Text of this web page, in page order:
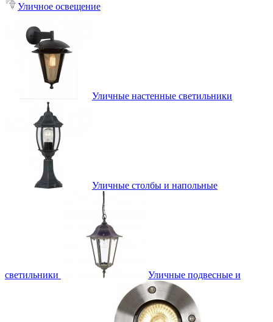
Уличное освещение
Уличные настенные светильники
Уличные столбы и напольные
светильники Уличные подвесные и